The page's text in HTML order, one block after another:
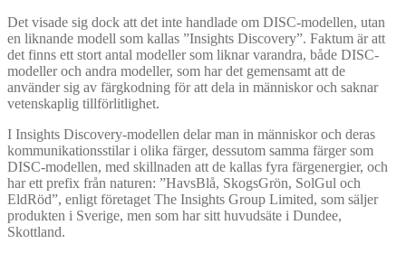
Det visade sig dock att det inte handlade om DISC-modellen, utan
en liknande modell som kallas ”Insights Discovery”. Faktum är att
det finns ett stort antal modeller som liknar varandra, både DISC-
modeller och andra modeller, som har det gemensamt att de
använder sig av färgkodning för att dela in människor och saknar
vetenskaplig tillförlitlighet.
I Insights Discovery-modellen delar man in människor och deras
kommunikationsstilar i olika färger, dessutom samma färger som
DISC-modellen, med skillnaden att de kallas fyra färgenergier, och
har ett prefix från naturen: ”HavsBlå, SkogsGrön, SolGul och
EldRöd”, enligt företaget The Insights Group Limited, som säljer
produkten i Sverige, men som har sitt huvudsäte i Dundee,
Skottland.